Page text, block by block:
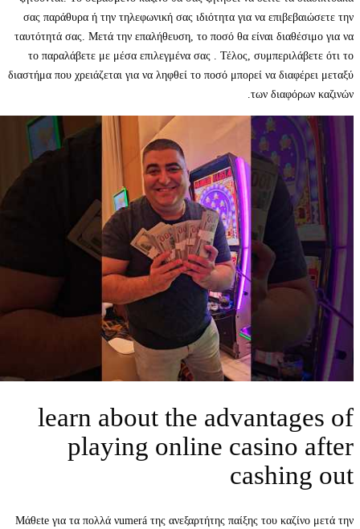
σας παράθυρα ή την τηλεφωνική σας ιδιότητα για να
ταυτότητά σας. Μετά την επαλήθευση, το ποσό θα είναι
το παραλάβετε με μέσα επιλεγμένα σας . Τέλος,
διαστήμα που χρειάζεται για να ληφθεί το ποσό μπορεί να
των
learn about the
playing online casino
Μάθεte για τα πολλά νumerá της ανεξαρτήτης παίξης του